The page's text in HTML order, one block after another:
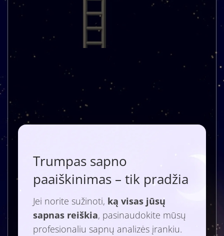
Trumpas sapno
paaiškinimas – tik pradžia
Jei norite sužinoti, ką visas jūsų
sapnas reiškia, pasinaudokite mūsų
profesionaliu sapnų analizės įrankiu.